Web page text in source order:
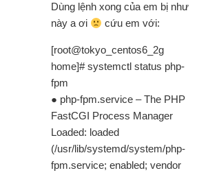
Dùng lệnh xong của em bị như
này a ơi
cứu em với:
[root@tokyo_centos6_2g
home]# systemctl status php-
fpm
● php-fpm.service – The PHP
FastCGI Process Manager
Loaded: loaded
(/usr/lib/systemd/system/php-
fpm.service; enabled; vendor